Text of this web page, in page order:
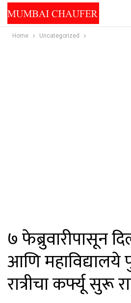
Home Uncategorized
७ फेब्रुवारीपासून
आणि महाविद्यालये
रात्रीचा कर्फ्यू सुरू